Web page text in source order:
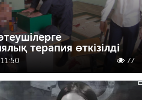
терапия өткізілді
77